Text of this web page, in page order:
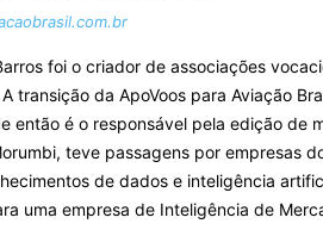
foi o criador de associações
transição da ApoVoos para Aviação
então é o responsável pela edição de
teve passagens por empresas
de dados e inteligência
uma empresa de Inteligência de